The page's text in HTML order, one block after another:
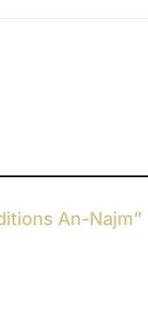
An-Najm”